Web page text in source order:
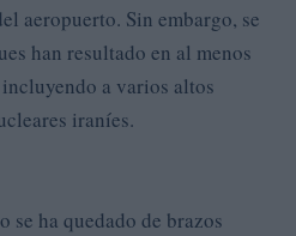
aeropuerto. Sin embargo, se
han resultado en al menos
a varios altos
iraníes.
se ha quedado de brazos